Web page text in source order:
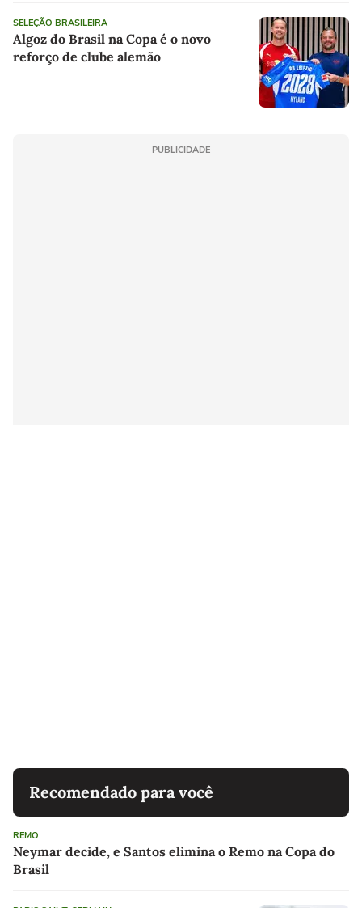
SELEÇÃO BRASILEIRA
Algoz do Brasil na Copa é o novo
reforço de clube alemão
PUBLICIDADE
Recomendado para você
REMO
Neymar decide, e Santos elimina o Remo na Copa do
Brasil